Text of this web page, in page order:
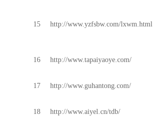
15 http://www.yzfsbw.com/lxwm.html
16 http://www.tapaiyaoye.com/
17 http://www.guhantong.com/
18 http://www.aiyel.cn/tdb/